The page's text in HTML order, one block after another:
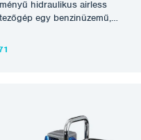
hidraulikus airless
egy benzinüzemű,
a legtöbb oldószeres és vizes
akár 90 m tömlők
vagy 2-6 pisztolyra